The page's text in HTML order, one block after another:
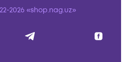
2026 «shop.nag.uz»